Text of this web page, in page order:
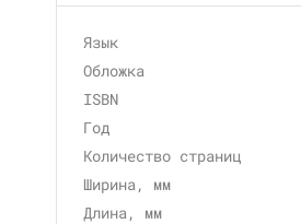
Язык
Обложка
ISBN
Год
Количество страниц
Ширина, мм
Длина, мм